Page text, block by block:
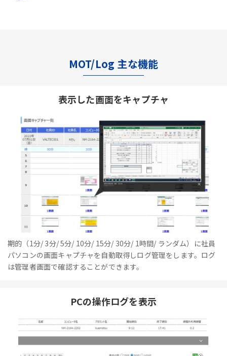
MOT/Log 主な機能
表示した画面をキャプチャ
期的（1分/ 3分/ 5分/ 10分/ 15分/ 30分/ 1時間/ ランダム）に社員
パソコンの画面キャプチャを自動取得しログ管理をします。ログ
は管理者画面で確認することができます。
PCの操作ログを表示